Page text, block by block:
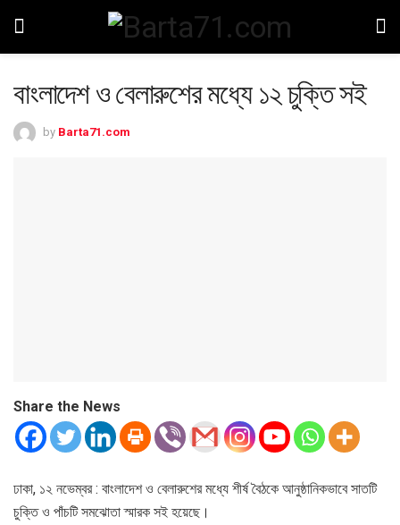
বাংলাদেশ ও বেলারুশের মধ্যে ১২ চুক্তি সই
by Barta71.com
Share the News
ঢাকা, ১২ নভেম্বর : বাংলাদেশ ও বেলারুশের মধ্যে শীর্ষ বৈঠকে আনুষ্ঠানিকভাবে সাতটি
চুক্তি ও পাঁচটি সমঝোতা স্মারক সই হয়েছে।